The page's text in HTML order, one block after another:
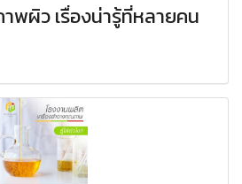
พผิว เรื่องน่ารู้ที่หลายคน